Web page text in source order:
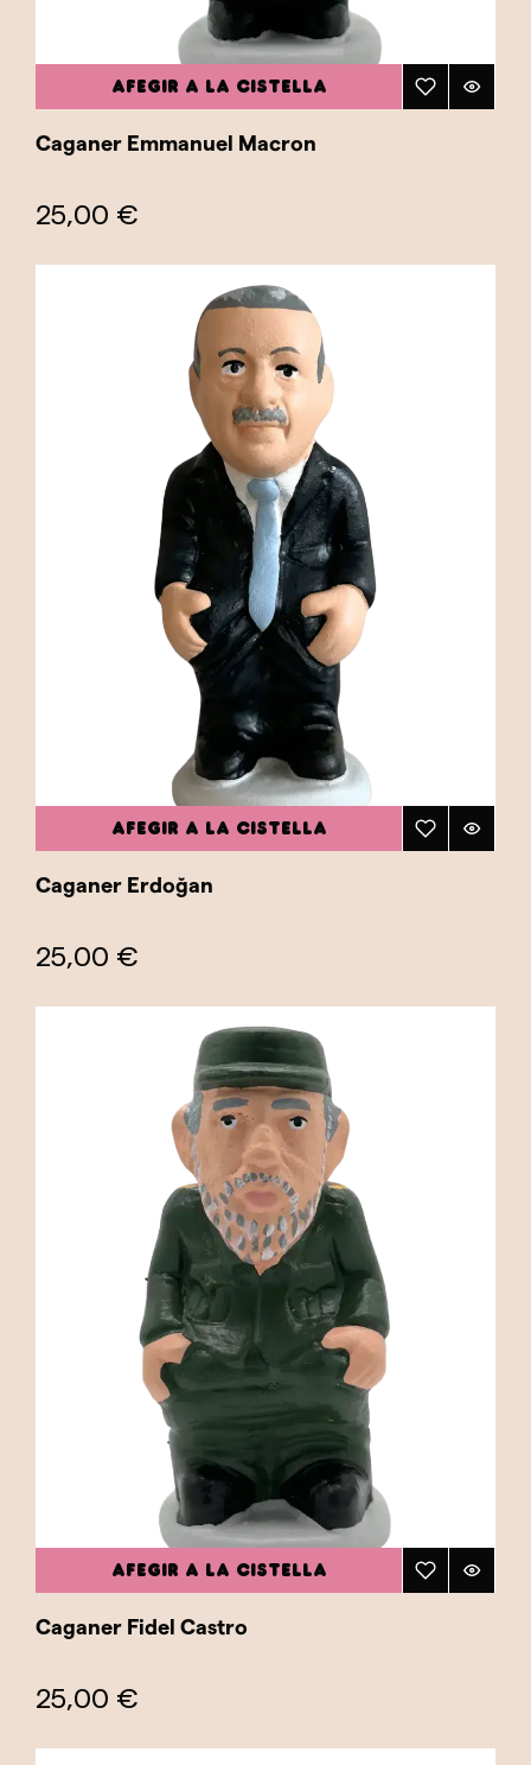
AFEGIR A LA CISTELLA
Caganer Emmanuel Macron
25,00 €
AFEGIR A LA CISTELLA
Caganer Erdoğan
25,00 €
AFEGIR A LA CISTELLA
Caganer Fidel Castro
25,00 €